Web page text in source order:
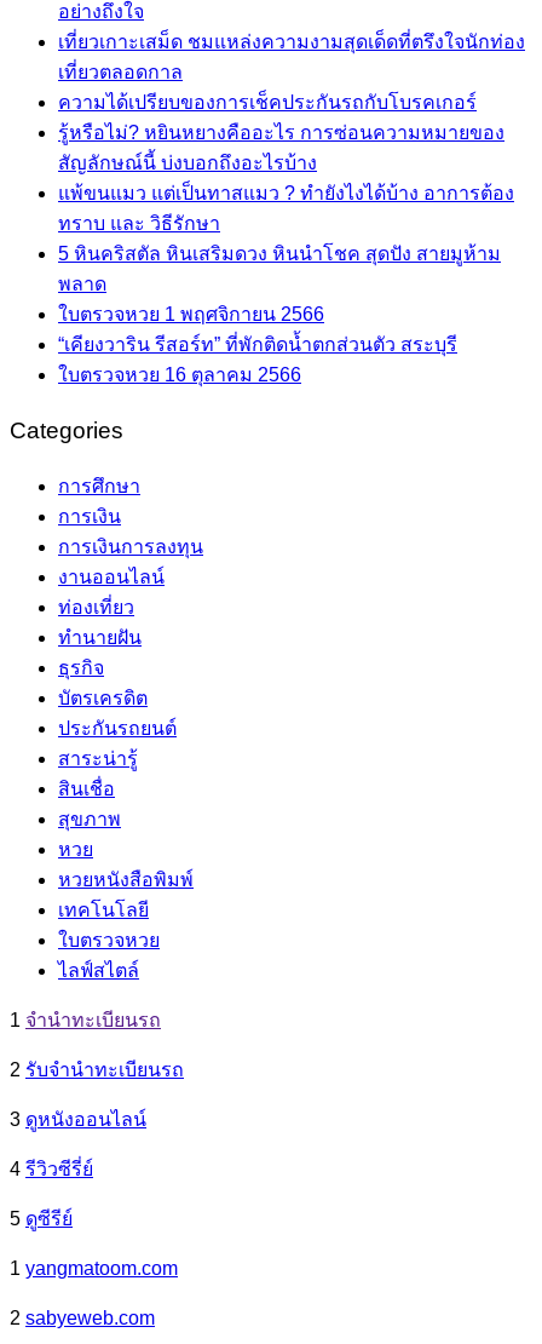
อย่างถึงใจ
เที่ยวเกาะเสม็ด ชมแหล่งความงามสุดเด็ดที่ตรึงใจนักท่อง
เที่ยวตลอดกาล
ความได้เปรียบของการเช็คประกันรถกับโบรคเกอร์
รู้หรือไม่? หยินหยางคืออะไร การซ่อนความหมายของ
สัญลักษณ์นี้ บ่งบอกถึงอะไรบ้าง
แพ้ขนแมว แต่เป็นทาสแมว ? ทำยังไงได้บ้าง อาการต้อง
ทราบ และ วิธีรักษา
5 หินคริสตัล หินเสริมดวง หินนำโชค สุดปัง สายมูห้าม
พลาด
ใบตรวจหวย 1 พฤศจิกายน 2566
“เคียงวาริน รีสอร์ท” ที่พักติดน้ำตกส่วนตัว สระบุรี
ใบตรวจหวย 16 ตุลาคม 2566
Categories
การศึกษา
การเงิน
การเงินการลงทุน
งานออนไลน์
ท่องเที่ยว
ทำนายฝัน
ธุรกิจ
บัตรเครดิต
ประกันรถยนต์
สาระน่ารู้
สินเชื่อ
สุขภาพ
หวย
หวยหนังสือพิมพ์
เทคโนโลยี
ใบตรวจหวย
ไลฟ์สไตล์
1 จํานําทะเบียนรถ
2 รับจํานําทะเบียนรถ
3 ดูหนังออนไลน์
4 รีวิวซีรี่ย์
5 ดูซีรีย์
1 yangmatoom.com
2 sabyeweb.com